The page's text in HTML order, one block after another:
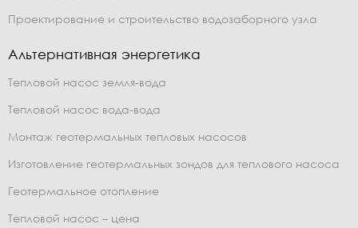
Проектирование и строительство водозаборного узла
Альтернативная энергетика
Тепловой насос земля-вода
Тепловой насос вода-вода
Монтаж геотермальных тепловых насосов
Изготовление геотермальных зондов для теплового насоса
Геотермальное отопление
Тепловой насос – цена